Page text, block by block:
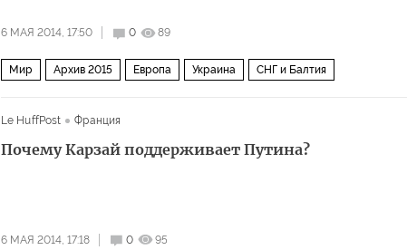
6 МАЯ 2014, 17:50 0 89
Мир Архив 2015 Европа Украина СНГ и Балтия
Le HuffPost Франция
Почему Карзай поддерживает Путина?
6 МАЯ 2014, 17:18 0 95